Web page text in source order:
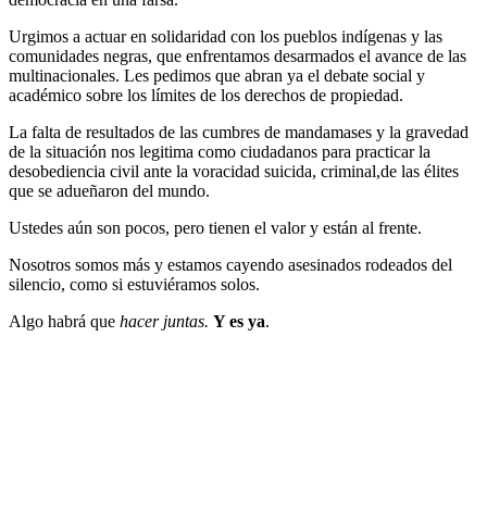
Urgimos a actuar en solidaridad con los pueblos indígenas y las
comunidades negras, que enfrentamos desarmados el avance de las
multinacionales. Les pedimos que abran ya el debate social y
académico sobre los límites de los derechos de propiedad.
La falta de resultados de las cumbres de mandamases y la gravedad
de la situación nos legitima como ciudadanos para practicar la
desobediencia civil ante la voracidad suicida, criminal,de las élites
que se adueñaron del mundo.
Ustedes aún son pocos, pero tienen el valor y están al frente.
Nosotros somos más y estamos cayendo asesinados rodeados del
silencio, como si estuviéramos solos.
Algo habrá que hacer juntas. Y es ya.